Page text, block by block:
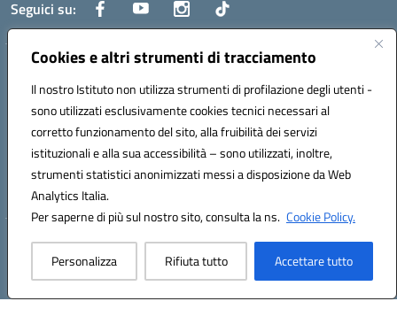
Cookies e altri strumenti di tracciamento
Il nostro Istituto non utilizza strumenti di profilazione degli utenti -
sono utilizzati esclusivamente cookies tecnici necessari al
corretto funzionamento del sito, alla fruibilità dei servizi
istituzionali e alla sua accessibilità – sono utilizzati, inoltre,
strumenti statistici anonimizzati messi a disposizione da Web
Analytics Italia.
Per saperne di più sul nostro sito, consulta la ns. Cookie Policy.
Personalizza Rifiuta tutto Accettare tutto
Seguici su:
Centralino:0885.426034 Email:FGTD02000P@istruzione.it
Posta elettronica certificata (PEC):fgtd02000p@pec.istruzione.it
Codice fiscale: 81002930717
Codice meccanografico:FGTD02000P
Codice unico di fatturazione (CUF): UFUN7Y
Hosting & Powered by 3D Solution S.r.l.
Concept & Design by Designers Italia